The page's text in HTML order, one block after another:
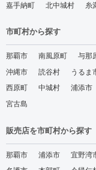
嘉手納町
北中城村 糸
市町村から探す
那覇市 南風原町 与那
沖縄市
読谷村 うるま
西原町
中城村 浦添市
宮古島
販売店を市町村から探す
那覇市 浦添市 宜野湾